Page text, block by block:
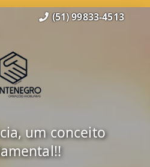
(51) 99833-4513
um conceito